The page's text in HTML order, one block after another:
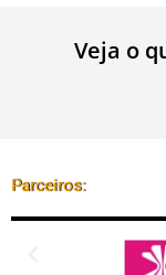
Veja o
Parceiros: